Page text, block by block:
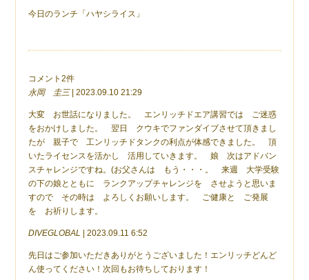
今日のランチ「ハヤシライス」
コメント2件
永岡 圭三| 2023.09.10 21:29
大変 お世話になりました。 エンリッチドエア講習では ご迷惑
をおかけしました。 翌日 クウキでファンダイブさせて頂きまし
たが 親子で 工ンリッチドタンクの利点が体感できました。 頂
いたライセンスを活かし 活用していきます。 娘 次はアドバン
スチャレンジですね。(お父さんは もう・・・。 来週 大学受験
の下の娘とともに ランクアップチャレンジを させようと思いま
すので その時は よろしくお願いします。 ご健康と ご発展
を お祈りします。
DIVEGLOBAL | 2023.09.11 6:52
先日はご参加いただきありがとうございました！エンリッチどんど
ん使ってください！次回もお待ちしております！